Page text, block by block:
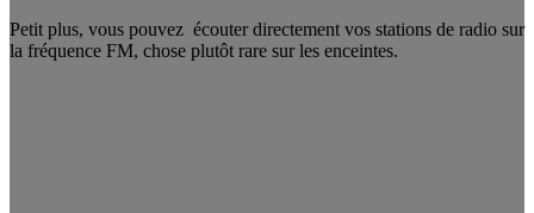
Petit plus, vous pouvez écouter directement vos stations de radio sur
la fréquence FM, chose plutôt rare sur les enceintes.